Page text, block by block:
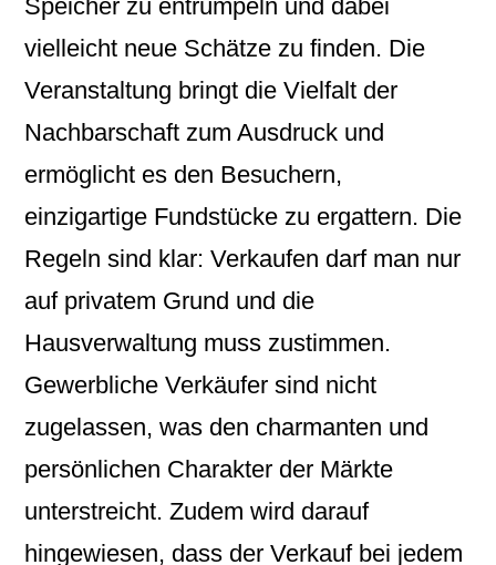
Speicher zu entrümpeln und dabei
vielleicht neue Schätze zu finden. Die
Veranstaltung bringt die Vielfalt der
Nachbarschaft zum Ausdruck und
ermöglicht es den Besuchern,
einzigartige Fundstücke zu ergattern. Die
Regeln sind klar: Verkaufen darf man nur
auf privatem Grund und die
Hausverwaltung muss zustimmen.
Gewerbliche Verkäufer sind nicht
zugelassen, was den charmanten und
persönlichen Charakter der Märkte
unterstreicht. Zudem wird darauf
hingewiesen, dass der Verkauf bei jedem